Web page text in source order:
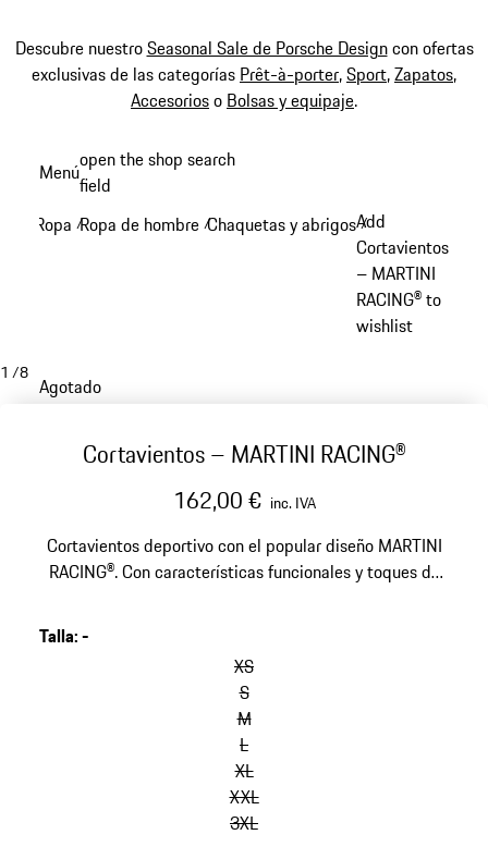
Descubre nuestroSeasonal Sale de Porsche Designcon ofertas
exclusivas de las categorías Prêt-à-porter,Sport,Zapatos,
Accesorioso Bolsas y equipaje.
principal
Menúopen the shop search
field
Ropa /Ropa de hombre /Chaquetas y abrigos/
Add
Cortavientos
– MARTINI
RACING® to
wishlist
1 /8
Agotado
Cortavientos – MARTINI RACING®
162,00 € inc. IVA
Cortavientos deportivo con el popular diseño MARTINI
RACING®. Con características funcionales y toques de
Talla:-
XS
S
M
L
XL
XXL
3XL